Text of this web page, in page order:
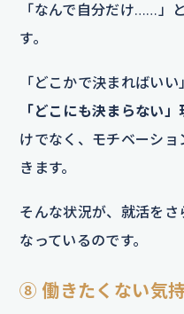
「なんで自分だけ……」
す。
「どこかで決まればい
「どこにも決まらない
けでなく、モチベーシ
きます。
そんな状況が、就活を
なっているのです。
⑧ 働きたくない気